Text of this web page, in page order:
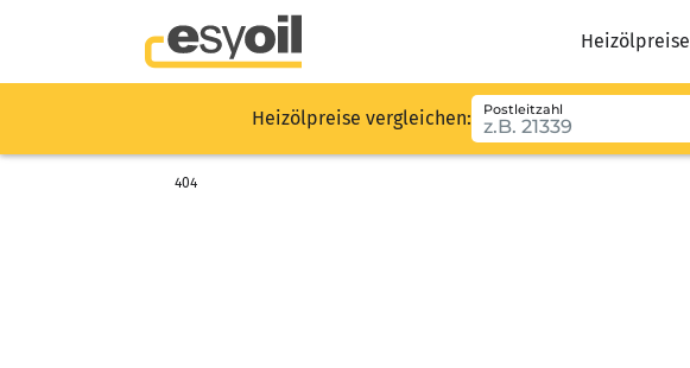
Heizölpreise
Heizölpreise vergleichen: Postleitzahl
404